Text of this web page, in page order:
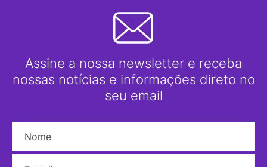
Assine a nossa newsletter e receba
nossas notícias e informações direto no
seu email